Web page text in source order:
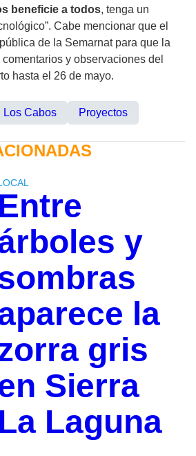
beneficie a todos, tenga un
Cabe mencionar que el
de la Semarnat para que la
y observaciones del
hasta el 26 de mayo.
Los Cabos Proyectos
Entre
y
la
gris
Sierra
La Laguna